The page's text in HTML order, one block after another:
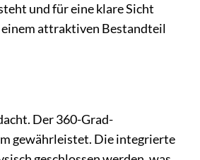
und für eine klare Sicht
attraktiven Bestandteil
Der 360-Grad-
gewährleistet. Die integrierte